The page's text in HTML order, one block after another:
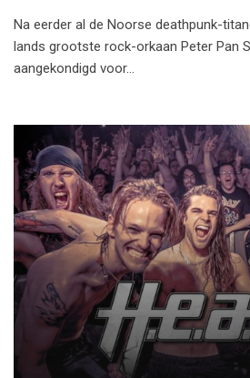
Na eerder al de Noorse deathpunk-
lands grootste rock-orkaan Peter Pan
aangekondigd voor…